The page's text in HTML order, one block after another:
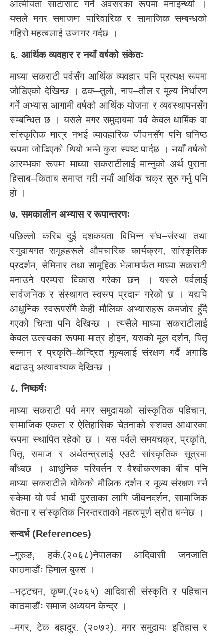
आत्मीयता साटासाट गर्ने अवसरका रूपमा मनाइन्थ्यो ।
यसले मगर समाजमा पारिवारिक र सामाजिक सम्बन्धको
गहिरो महत्वलाई उजागर गर्दछ ।
६. आर्थिक व्यवहार र नयाँ वर्षको संकेतः
माघ्या सकराटी पर्वसँग आर्थिक व्यवहार पनि प्रत्यक्ष रूपमा
जोडिएको देखिन्छ । ढक–तुलो, नाप–तौल र मूल्य निर्धारण
गर्ने अभ्यास आगामी वर्षको आर्थिक योजना र व्यवस्थापनसँग
सम्बन्धित छ । यसले मगर समुदायमा पर्व केवल धार्मिक वा
सांस्कृतिक मात्र नभई व्यावहारिक जीवनसँग पनि घनिष्ठ
रूपमा जोडिएको थियो भन्ने कुरा स्पष्ट पार्दछ । नयाँ वर्षको
आरम्भका रूपमा माघ्या सकराटीलाई मान्नुको अर्थ पुराना
हिसाब–किताब समाप्त गरी नयाँ आर्थिक चक्र सुरु गर्नु पनि
हो ।
७. समकालीन अभ्यास र रूपान्तरणः
पछिल्लो करिब दुई दशकयता विभिन्न संघ–संस्था तथा
समुदायगत समूहहरूले औपचारिक कार्यक्रम, सांस्कृतिक
प्रदर्शन, सेमिनार तथा सामूहिक भेलामार्फत माघ्या सकराटी
मनाउने परम्परा विकास गरेका छन् । यसले पर्वलाई
सार्वजनिक र संस्थागत स्वरूप प्रदान गरेको छ । यद्यपि
आधुनिक स्वरूपसँगै केही मौलिक अभ्यासहरू कमजोर हुँदै
गएको चिन्ता पनि देखिन्छ । त्यसैले माघ्या सकराटीलाई
केवल उत्सवका रूपमा मात्र होइन, यसको मूल दर्शन, पितृ
सम्मान र प्रकृति–केन्द्रित मूल्यलाई संरक्षण गर्दै अगाडि
बढाउनु अत्यावश्यक देखिन्छ ।
८. निष्कर्षः
माघ्या सकराटी पर्व मगर समुदायको सांस्कृतिक पहिचान,
सामाजिक एकता र ऐतिहासिक चेतनाको सशक्त आधारका
रूपमा स्थापित रहेको छ । यस पर्वले समयचक्र, प्रकृति,
पितृ, समाज र अर्थतन्त्रलाई एउटै सांस्कृतिक सूत्रमा
बाँध्दछ । आधुनिक परिवर्तन र वैश्वीकरणका बीच पनि
माघ्या सकराटीले बोकेको मौलिक दर्शन र मूल्य संरक्षण गर्न
सकेमा यो पर्व भावी पुस्ताका लागि जीवनदर्शन, सामाजिक
चेतना र सांस्कृतिक निरन्तरताको महत्वपूर्ण स्रोत बन्नेछ ।
सन्दर्भ (References)
–गुरुङ, हर्क.(२०६८)नेपालका आदिवासी जनजाति
काठमाडौंः हिमाल बुक्स ।
–भट्टचन, कृष्ण.(२०६५) आदिवासी संस्कृति र पहिचान
काठमाडौंः समाज अध्ययन केन्द्र ।
–मगर, टेक बहादुर. (२०७२). मगर समुदायः इतिहास र